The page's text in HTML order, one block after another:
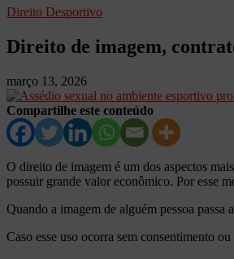
Direito Desportivo
Direito de imagem,
março 13, 2026
Compartilhe este conteúdo
O direito de imagem é um dos aspectos
possuir grande valor econômico. Por esse
Quando a imagem de alguém pessoa
Caso esse uso ocorra sem consentimento